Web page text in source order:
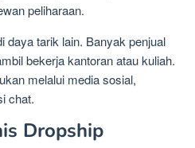
peliharaan.
daya tarik lain. Banyak penjual
bekerja kantoran atau kuliah.
melalui media sosial,
chat.
Dropship